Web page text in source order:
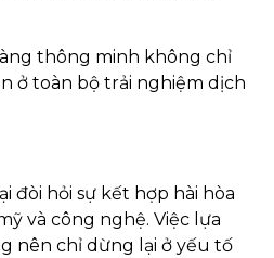
thông minh không chỉ
ở toàn bộ trải nghiệm dịch
đòi hỏi sự kết hợp hài hòa
và công nghệ. Việc lựa
nên chỉ dừng lại ở yếu tố